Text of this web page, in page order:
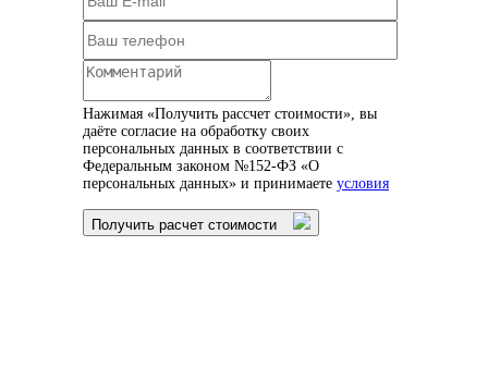
Нажимая «Получить рассчет стоимости», вы
даёте согласие на обработку своих
персональных данных в соответствии с
Федеральным законом №152-ФЗ «О
персональных данных» и принимаете условия
Получить расчет стоимости